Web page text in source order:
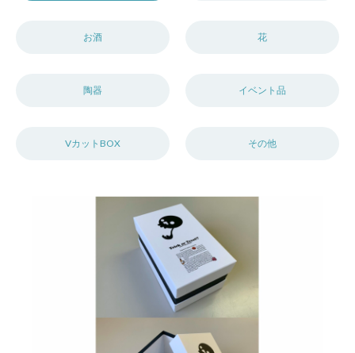
お酒 花
陶器 イベント品
VカットBOX その他